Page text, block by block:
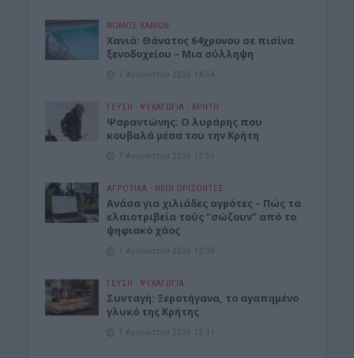
ΝΟΜΌΣ ΧΑΝΊΩΝ
Χανιά: Θάνατος 64χρονου σε πισίνα
ξενοδοχείου – Μια σύλληψη
7 Αυγούστου 2026 14:54
ΓΕΎΣΗ - ΨΥΧΑΓΩΓΊΑ • ΚΡΗΤΗ
Ψαραντώνης: Ο λυράρης που
κουβαλά μέσα του την Κρήτη
7 Αυγούστου 2026 13:51
ΑΓΡΟΤΙΚΑ • ΝΕΟΙ ΟΡΙΖΟΝΤΕΣ
Ανάσα για χιλιάδες αγρότες – Πώς τα
ελαιοτριβεία τούς “σώζουν” από το
ψηφιακό χάος
7 Αυγούστου 2026 13:30
ΓΕΎΣΗ - ΨΥΧΑΓΩΓΊΑ
Συνταγή: Ξεροτήγανα, το αγαπημένο
γλυκό της Κρήτης
7 Αυγούστου 2026 13:11